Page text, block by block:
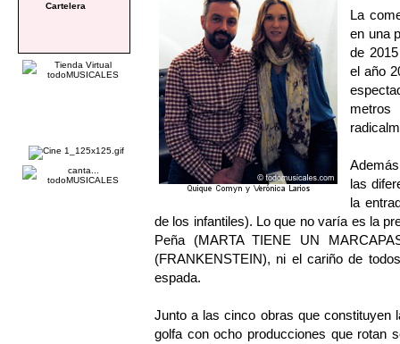
La
en una
de
el año
las
la
de los infantiles). Lo que no varía es la
Peña (MARTA TIENE UN
(FRANKENSTEIN), ni el cariño de
espada.
Junto a las cinco obras que constituyen
golfa con ocho producciones que rotan
Cartelera